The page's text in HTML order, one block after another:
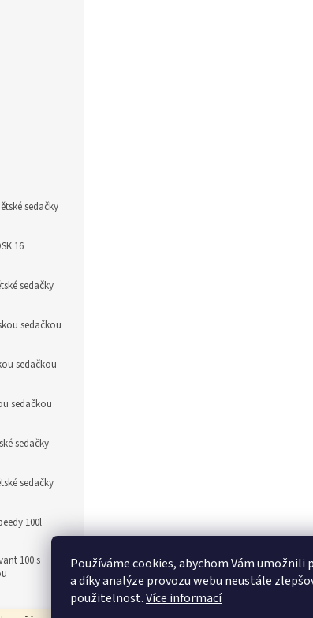
Používáme cookies, abychom Vám
a díky analýze provozu webu neustále
použitelnost.Více informací
sedačky
16
sedačky
sedačkou
sedačkou
sedačkou
sedačky
sedačky
100l
100 s